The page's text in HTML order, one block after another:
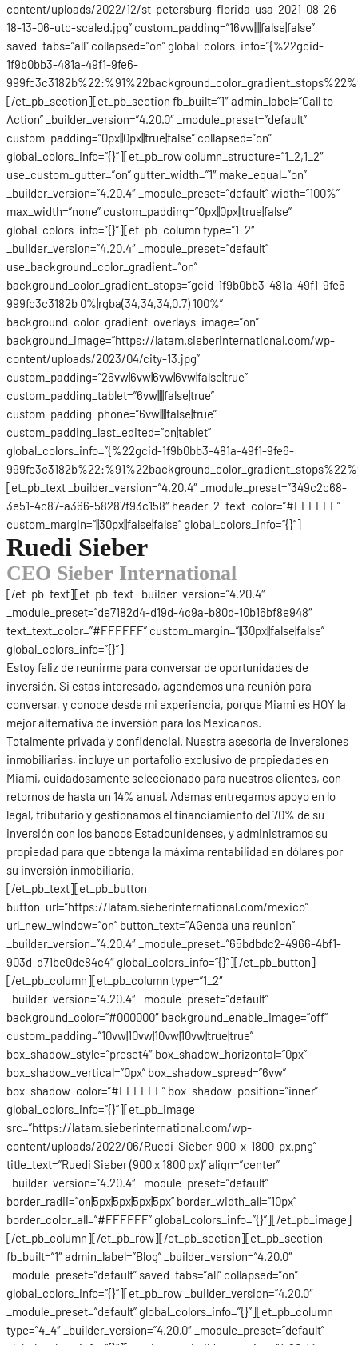
content/uploads/2022/12/st-petersburg-florida-usa-2021-08-26-
18-13-06-utc-scaled.jpg” custom_padding=”16vw||||false|false”
saved_tabs=”all” collapsed=”on” global_colors_info=”{%22gcid-
1f9b0bb3-481a-49f1-9fe6-
[/et_pb_section][et_pb_section fb_built=”1″ admin_label=”Call to
Action” _builder_version=”4.20.0″ _module_preset=”default”
custom_padding=”0px||0px||true|false” collapsed=”on”
global_colors_info=”{}”][et_pb_row column_structure=”1_2,1_2″
use_custom_gutter=”on” gutter_width=”1″ make_equal=”on”
_builder_version=”4.20.4″ _module_preset=”default” width=”100%”
max_width=”none” custom_padding=”0px||0px||true|false”
global_colors_info=”{}”][et_pb_column type=”1_2″
_builder_version=”4.20.4″ _module_preset=”default”
use_background_color_gradient=”on”
background_color_gradient_stops=”gcid-1f9b0bb3-481a-49f1-9fe6-
999fc3c3182b 0%|rgba(34,34,34,0.7) 100%”
background_color_gradient_overlays_image=”on”
background_image=”https://latam.sieberinternational.com/wp-
content/uploads/2023/04/city-13.jpg”
custom_padding=”26vw|6vw|6vw|6vw|false|true”
custom_padding_tablet=”6vw||||false|true”
custom_padding_phone=”6vw||||false|true”
custom_padding_last_edited=”on|tablet”
global_colors_info=”{%22gcid-1f9b0bb3-481a-49f1-9fe6-
[et_pb_text _builder_version=”4.20.4″ _module_preset=”349c2c68-
3e51-4c87-a366-58287f93c158″ header_2_text_color=”#FFFFFF”
custom_margin=”||30px||false|false” global_colors_info=”{}”]
Ruedi Sieber
CEO Sieber International
[/et_pb_text][et_pb_text _builder_version=”4.20.4″
_module_preset=”de7182d4-d19d-4c9a-b80d-10b16bf8e948″
text_text_color=”#FFFFFF” custom_margin=”||30px||false|false”
global_colors_info=”{}”]
Estoy feliz de reunirme para conversar de oportunidades de
inversión. Si estas interesado, agendemos una reunión para
conversar, y conoce desde mi experiencia, porque Miami es HOY la
mejor alternativa de inversión para los Mexicanos.
Totalmente privada y confidencial. Nuestra asesoría de inversiones
inmobiliarias, incluye un portafolio exclusivo de propiedades en
Miami, cuidadosamente seleccionado para nuestros clientes, con
retornos de hasta un 14% anual. Ademas entregamos apoyo en lo
legal, tributario y gestionamos el financiamiento del 70% de su
inversión con los bancos Estadounidenses, y administramos su
propiedad para que obtenga la máxima rentabilidad en dólares por
su inversión inmobiliaria.
[/et_pb_text][et_pb_button
button_url=”https://latam.sieberinternational.com/mexico”
url_new_window=”on” button_text=”AGenda una reunion”
_builder_version=”4.20.4″ _module_preset=”65bdbdc2-4966-4bf1-
903d-d71be0de84c4″ global_colors_info=”{}”][/et_pb_button]
[/et_pb_column][et_pb_column type=”1_2″
_builder_version=”4.20.4″ _module_preset=”default”
background_color=”#000000″ background_enable_image=”off”
custom_padding=”10vw|10vw|10vw|10vw|true|true”
box_shadow_style=”preset4″ box_shadow_horizontal=”0px”
box_shadow_vertical=”0px” box_shadow_spread=”6vw”
box_shadow_color=”#FFFFFF” box_shadow_position=”inner”
global_colors_info=”{}”][et_pb_image
src=”https://latam.sieberinternational.com/wp-
content/uploads/2022/06/Ruedi-Sieber-900-x-1800-px.png”
title_text=”Ruedi Sieber (900 x 1800 px)” align=”center”
_builder_version=”4.20.4″ _module_preset=”default”
border_radii=”on|5px|5px|5px|5px” border_width_all=”10px”
border_color_all=”#FFFFFF” global_colors_info=”{}”][/et_pb_image]
[/et_pb_column][/et_pb_row][/et_pb_section][et_pb_section
fb_built=”1″ admin_label=”Blog” _builder_version=”4.20.0″
_module_preset=”default” saved_tabs=”all” collapsed=”on”
global_colors_info=”{}”][et_pb_row _builder_version=”4.20.0″
_module_preset=”default” global_colors_info=”{}”][et_pb_column
type=”4_4″ _builder_version=”4.20.0″ _module_preset=”default”